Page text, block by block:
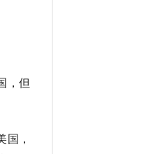
，但
，